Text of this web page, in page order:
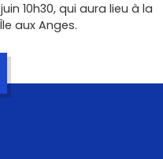
10h30, qui aura lieu à la
aux Anges.